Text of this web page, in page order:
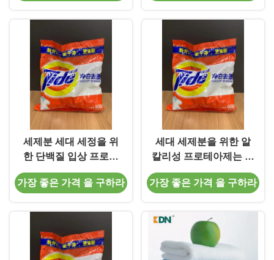
세제분 세대 세정을 위
한 단백질 입상 프로테
아제를 분해하세요
가장 좋은 가격 을 구하라
세대 세제분을 위한 알
칼리성 프로테아제는 얼
룩 단백질을 제거합니다
가장 좋은 가격 을 구하라